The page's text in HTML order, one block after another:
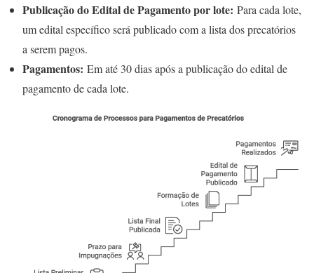
Publicação do Edital de Pagamento por lote: Para cada lote,
um edital específico será publicado com a lista dos precatórios
a serem pagos.
Pagamentos: Em até 30 dias após a publicação do edital de
pagamento de cada lote.